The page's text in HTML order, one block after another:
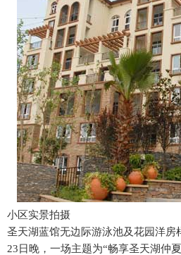
小区实景拍摄
圣天湖蓝馆无边际游泳池及花园洋房
23日晚，一场主题为“畅享圣天湖仲